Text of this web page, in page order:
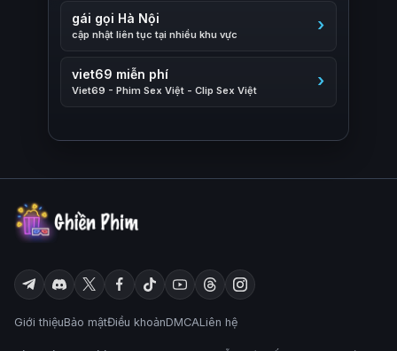
gái gọi Hà Nội
cập nhật liên tục tại nhiều khu vực
viet69 miễn phí
Viet69 - Phim Sex Việt - Clip Sex Việt
Giới thiệuBảo mậtĐiều khoảnDMCALiên hệ